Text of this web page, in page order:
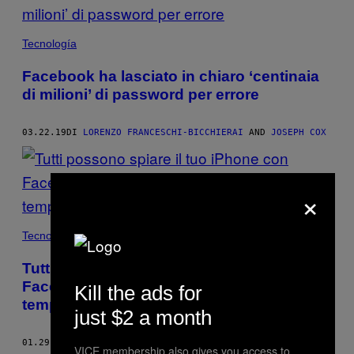
Tecnología
Facebook ha lasciato in chiaro ‘centinaia
di milioni’ di password per errore
03.22.19DI LORENZO FRANCESCHI-BICCHIERAI AND JOSEPH COX
Tecnología
Tutti possono spiare il tuo iPhone con
FaceTime, ecco come impedirlo
temporaneamente
01.29.19
×
Kill the ads for
just $2 a month
VICE membership also gives you access to